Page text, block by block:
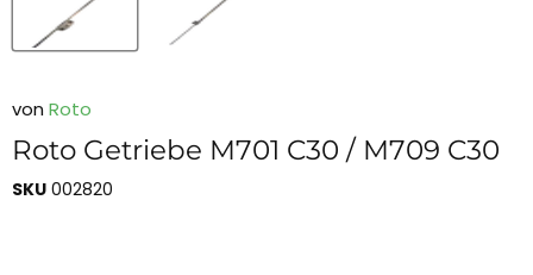
von Roto
Roto Getriebe M701 C30 / M709 C30
SKU 002820